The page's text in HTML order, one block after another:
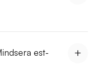
est-